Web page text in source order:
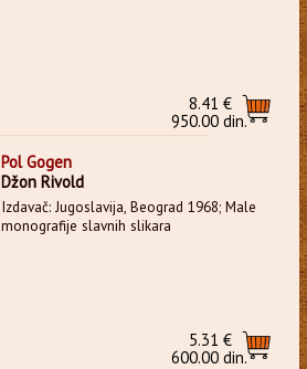
8.41 €
950.00 din.
Pol Gogen
Džon Rivold
Izdavač: Jugoslavija, Beograd 1968; Male
monografije slavnih slikara
5.31 €
600.00 din.